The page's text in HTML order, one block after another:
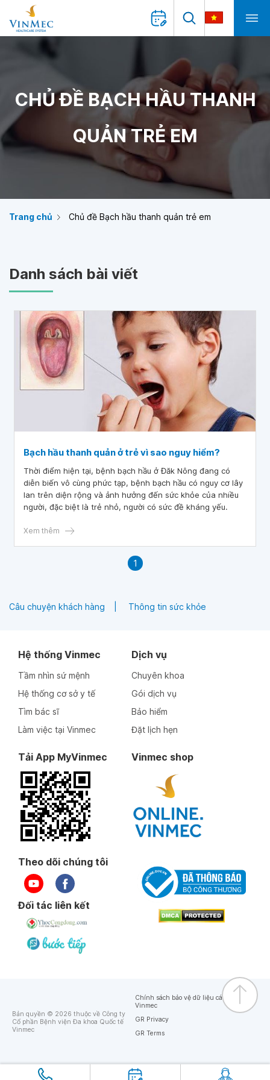
CHỦ ĐỀ BẠCH HẦU THANH
QUẢN TRẺ EM
Trang chủ Chủ đề Bạch hầu thanh quản trẻ em
Danh sách bài viết
Bạch hầu thanh quản ở trẻ vì sao nguy hiểm?
Thời điểm hiện tại, bệnh bạch hầu ở Đăk Nông đang có
diễn biến vô cùng phức tạp, bệnh bạch hầu có nguy cơ lây
lan trên diện rộng và ảnh hưởng đến sức khỏe của nhiều
người, đặc biệt là trẻ nhỏ, người có sức đề kháng yếu.
Xem thêm
1
Câu chuyện khách hàng Thông tin sức khỏe
Hệ thống Vinmec
Tầm nhìn sứ mệnh
Hệ thống cơ sở y tế
Tìm bác sĩ
Làm việc tại Vinmec
Dịch vụ
Chuyên khoa
Gói dịch vụ
Bảo hiểm
Đặt lịch hẹn
Tải App MyVinmec Vinmec shop
Theo dõi chúng tôi
Đối tác liên kết
Bản quyền © 2026 thuộc về Công ty
Cổ phần Bệnh viện Đa khoa Quốc tế
Vinmec
Chính sách bảo vệ dữ liệu cá nhân của
Vinmec
GR Privacy
GR Terms